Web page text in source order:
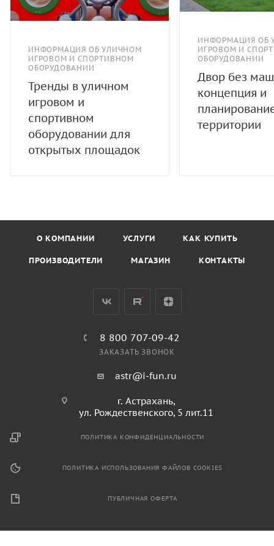
ИНФОРМАЦИЯ ОБ УЛИЧНОМ
ИГРОВОМ И СПОРТИВНОМ
ОБОРУДОВАНИИ
Тренды в уличном
игровом и
спортивном
оборудовании для
открытых площадок
ИНФОРМАЦИЯ ОБ
ИГРОВОМ И
ОБОРУДОВАНИИ
Двор без
концепция и
территории
О КОМПАНИИ УСЛУГИ КАК КУПИТЬ
ПРОИЗВОДИТЕЛИ МАГАЗИН КОНТАКТЫ
8 800 707-09-42
ЗАКАЗАТЬ ЗВОНОК
astr@i-fun.ru
г. Астрахань,
ул. Рождественского, 5 лит.11
ПОЛИТИКА КОНФИДЕНЦИАЛЬНОСТИ
ПОЛИТИКА ИСПОЛЬЗОВАНИЯ ФАЙЛОВ COOKIES
ПУБЛИЧНАЯ ОФЕРТА